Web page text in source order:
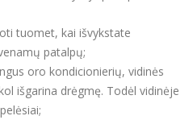
tuomet, kai išvykstate
patalpų;
oro kondicionierių, vidinės
išgarina drėgmę. Todėl vidinėje